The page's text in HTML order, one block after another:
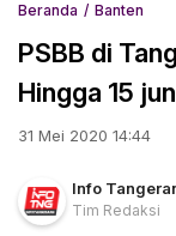
Beranda Banten
PSBB di
Hingga 15
31 Mei 2020 14:44
Info
Tim Redaksi